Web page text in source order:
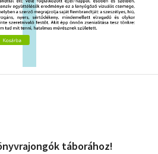
táborához!